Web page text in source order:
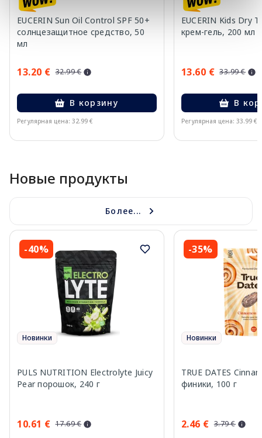
EUCERIN Sun Oil Control SPF 50+
солнцезащитное средство, 50
мл
13.20 € 32.99 €
В корзину
Регулярная цена: 32.99 €
EUCERIN Kids Dry
крем-гель, 200 мл
13.60 € 33.99 €
В
Регулярная цена: 33.99 €
Новые продукты
Более...
-40%
Новинки
PULS NUTRITION Electrolyte Juicy
Pear порошок, 240 г
10.61 € 17.69 €
-35%
Новинки
TRUE DATES
финики, 100 г
2.46 € 3.79 €